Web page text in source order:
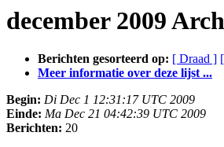
december 2009
Berichten gesorteerd op: [ Draad ]
Meer informatie over deze lijst ...
Begin: Di Dec 1 12:31:17 UTC 2009
Einde: Ma Dec 21 04:42:39 UTC 2009
Berichten: 20